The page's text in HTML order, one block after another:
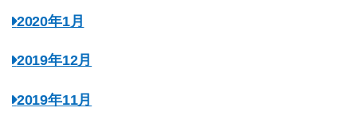
2020年1月
2019年12月
2019年11月